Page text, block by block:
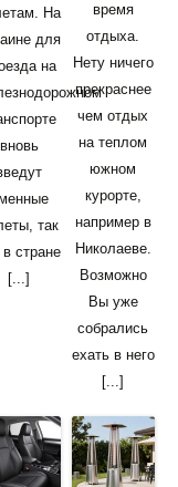
На
для
на
вновь
так
в стране
[...]
время
отдыха.
Нету ничего
прекраснее
чем отдых
на теплом
южном
курорте,
например в
Николаеве.
Возможно
Вы уже
собрались
ехать в него
[...]